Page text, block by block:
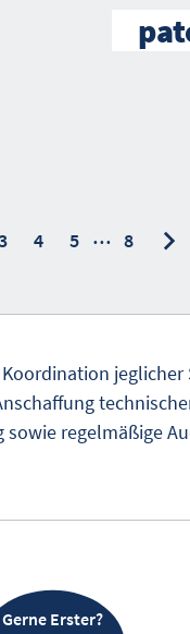
4 5 … 8nächste
regelmäßige
Gerne Erster?